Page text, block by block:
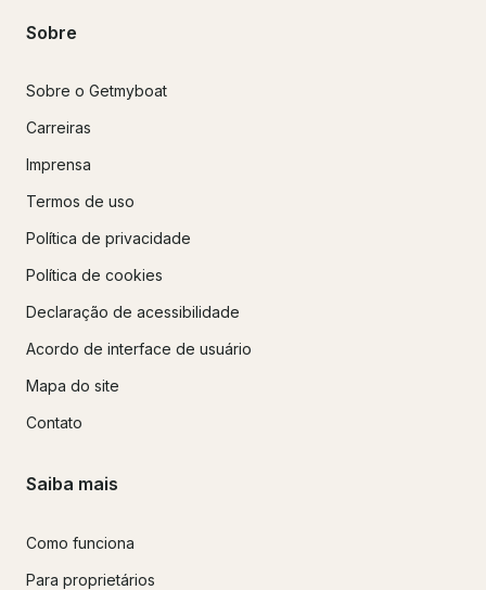
Sobre
Sobre o Getmyboat
Carreiras
Imprensa
Termos de uso
Política de privacidade
Política de cookies
Declaração de acessibilidade
Acordo de interface de usuário
Mapa do site
Contato
Saiba mais
Como funciona
Para proprietários